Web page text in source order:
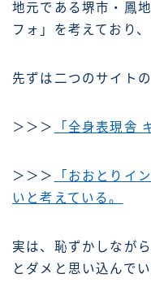
地元である堺市・鳳
フォ」を考えており、
先ずは二つのサイト
＞＞＞ 「全身表現舎
＞＞＞
「おおとりイ
いと考えている。
実は、恥ずかしなが
とダメと思い込んでい